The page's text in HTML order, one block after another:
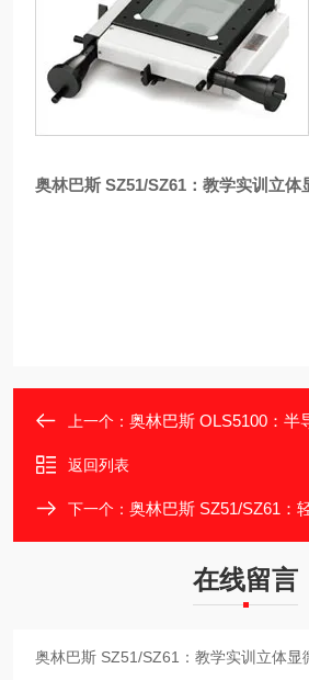
奥林巴斯 SZ51/SZ61：教学实训立体
上一个： 奥林巴斯 OLS5100：半
返回列表
下一个： 奥林巴斯 SZ51/SZ61：
在线留言